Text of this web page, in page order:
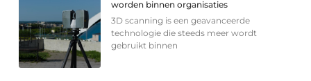
worden binnen organisaties
3D scanning is een geavanceerde
technologie die steeds meer wordt
gebruikt binnen